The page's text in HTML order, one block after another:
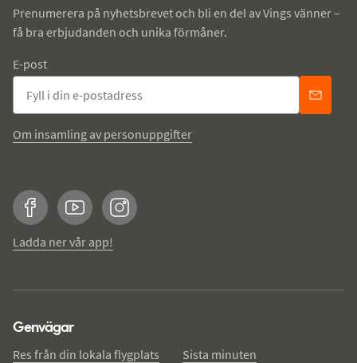
Prenumerera på nyhetsbrevet och bli en del av Vings vänner –
få bra erbjudanden och unika förmåner.
E-post
Om insamling av personuppgifter
FacebookYouTubeInstagram
Ladda ner vår app!
Genvägar
Res från din lokala flygplats
Sista minuten